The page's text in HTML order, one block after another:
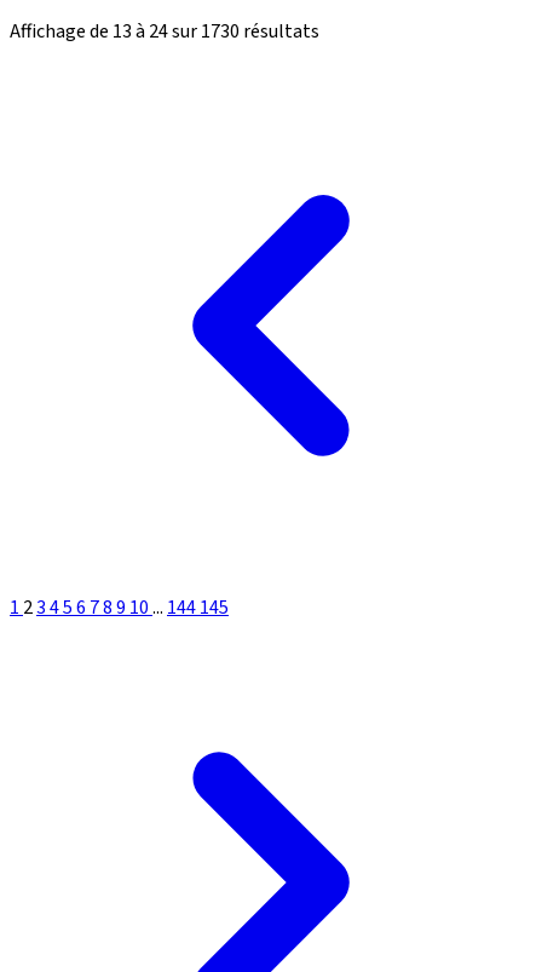
Affichage de 13à 24sur1730 résultats
1 23456 789 10... 144145